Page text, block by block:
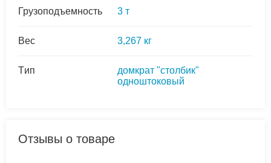
Грузоподъемность 3 т
Вес 3,267 кг
Tип
домкрат "столбик"
одноштоковый
Отзывы о товаре